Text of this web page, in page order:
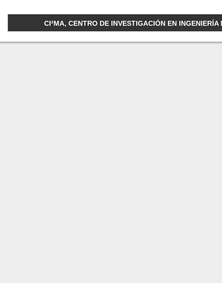
CI²MA, CENTRO DE INVESTIGACIÓN EN